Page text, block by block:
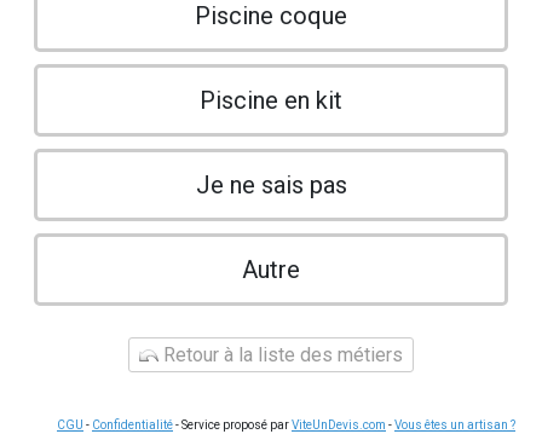
Piscine coque
Piscine en kit
Je ne sais pas
Autre
Retour à la liste des métiers
CGU - Confidentialité- Service proposé parViteUnDevis.com -Vous êtes un artisan ?